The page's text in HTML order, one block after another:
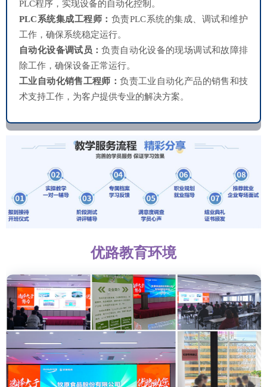
PLC程序，实现设备的自动化控制。
PLC系统集成工程师： 负责PLC系统的集成、调试和维护
工作，确保系统稳定运行。
自动化设备调试员：负责自动化设备的现场调试和故障排
除工作，确保设备正常运行。
工业自动化销售工程师：负责工业自动化产品的销售和技
术支持工作，为客户提供专业的解决方案。
优路教育环境